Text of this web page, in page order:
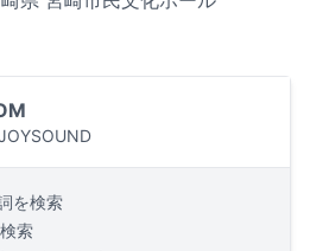
を検索
索